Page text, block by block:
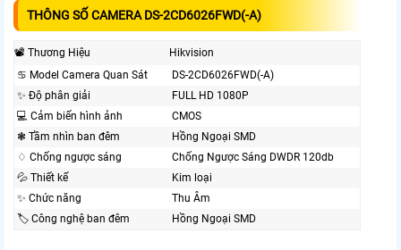
THÔNG SỐ CAMERA DS-2CD6026FWD(-A)
📽 Thương Hiệu
Hikvision
♋ Model Camera Quan Sát
DS-2CD6026FWD(-A)
✨ Độ phân giải
FULL HD 1080P
💻 Cảm biến hình ảnh
CMOS
❃ Tầm nhìn ban đêm
Hồng Ngoại SMD
♢ Chống ngược sáng
Chống Ngược Sáng DWDR 120db
💦 Thiết kế
Kim loại
✨ Chức năng
Thu Âm
🏷 Công nghệ ban đêm
Hồng Ngoại SMD